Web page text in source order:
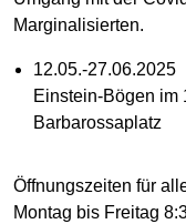
Marginalisierten.
12.05.-27.06.2025
Einstein-Bögen im
Barbarossaplatz
Öffnungszeiten für
Montag bis Freitag